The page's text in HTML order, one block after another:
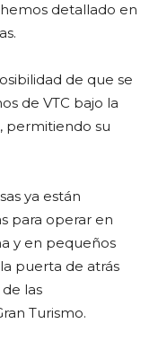
detallado en
de que se
de VTC bajo la
permitiendo su
ya están
para operar en
y en pequeños
puerta de atrás
las
Turismo.